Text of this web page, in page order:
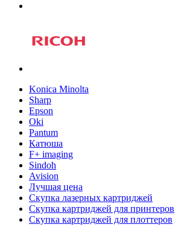
Konica Minolta
Sharp
Epson
Oki
Pantum
Катюша
F+ imaging
Sindoh
Avision
Лучшая цена
Скупка лазерных картриджей
Скупка картриджей для принтеров
Скупка картриджей для плоттеров